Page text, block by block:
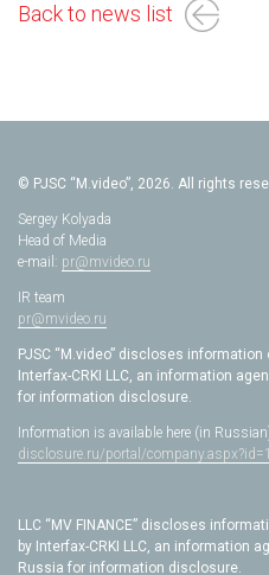
Back to news list
© PJSC “M.video”, 2026. All rights
Sergey Kolyada
Head of Media
e-mail: pr@mvideo.ru
IR team
pr@mvideo.ru
PJSC “M.video” discloses
Interfax-CRKI LLC, an information
for information disclosure.
Information is available here (in
disclosure.ru/portal/
LLC “MV FINANCE” discloses
by Interfax-CRKI LLC, an information
Russia for information disclosure.